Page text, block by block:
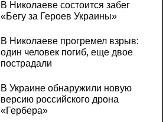
В Николаеве состоится забег
«Бегу за Героев Украины»
В Николаеве прогремел взрыв:
один человек погиб, еще двое
пострадали
В Украине обнаружили новую
версию российского дрона
«Гербера»